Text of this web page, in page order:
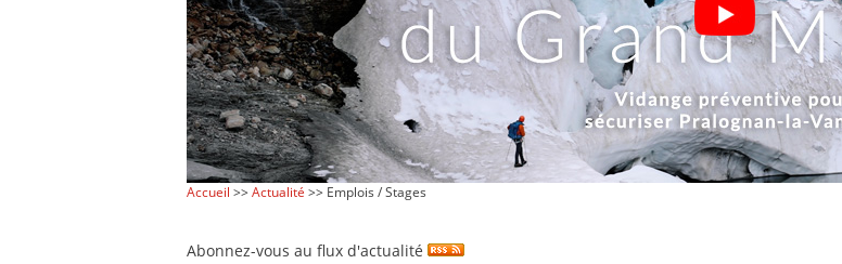
Accueil >>Actualité >> Emplois / Stages
Abonnez-vous au flux d'actualité